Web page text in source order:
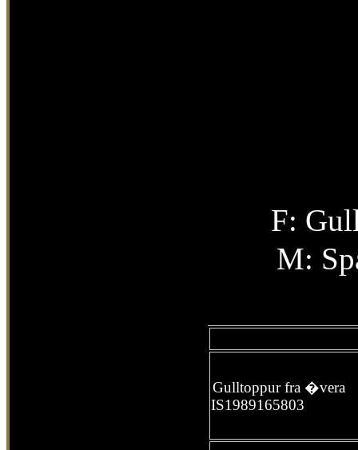
F:
M:
Gulltoppur fra �vera
IS1989165803